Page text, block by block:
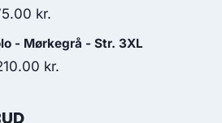
45.00 kr..
kr.
price
is:
- Mørkegrå - Str. 3XL
kr.